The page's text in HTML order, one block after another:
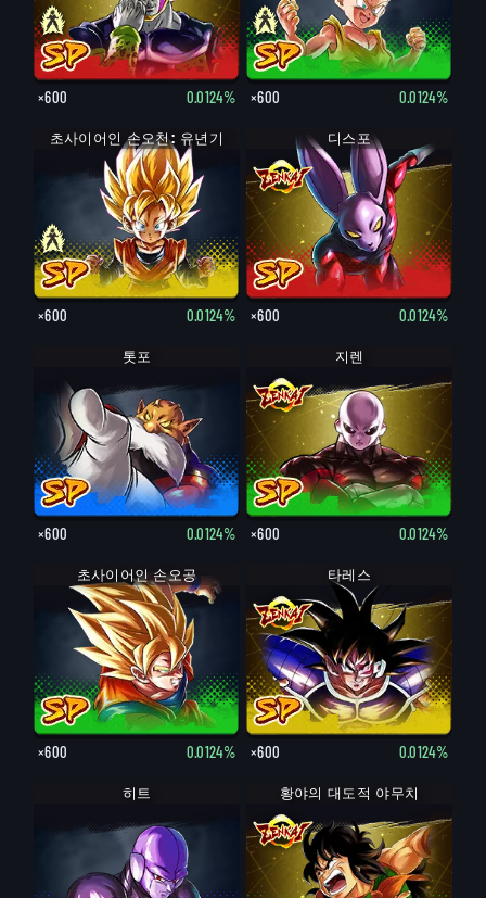
×600 0.0124% ×600 0.0124%
손오천: 유년기
초사이어인 손오천: 유년기
×600 0.0124%
디스포
×600 0.0124%
톳포
×600 0.0124%
지렌
×600 0.0124%
초사이어인 손오공
×600 0.0124%
타레스
×600 0.0124%
히트 황야의 대도적 야무치